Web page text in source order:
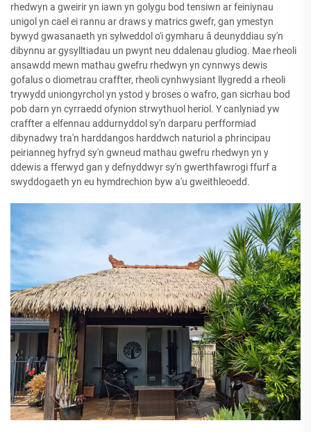
rhedwyn a gweirir yn iawn yn golygu bod tensiwn ar feiniynau
unigol yn cael ei rannu ar draws y matrics gwefr, gan ymestyn
bywyd gwasanaeth yn sylweddol o'i gymharu â deunyddiau sy'n
dibynnu ar gysylltiadau un pwynt neu ddalenau gludiog. Mae rheoli
ansawdd mewn mathau gwefru rhedwyn yn cynnwys dewis
gofalus o diometrau craffter, rheoli cynhwysiant llygredd a rheoli
trywydd uniongyrchol yn ystod y broses o wafro, gan sicrhau bod
pob darn yn cyrraedd ofynion strwythuol heriol. Y canlyniad yw
craffter a elfennau addurnyddol sy'n darparu perfformiad
dibynadwy tra'n harddangos harddwch naturiol a phrincipau
peirianneg hyfryd sy'n gwneud mathau gwefru rhedwyn yn y
ddewis a fferwyd gan y defnyddwyr sy'n gwerthfawrogi ffurf a
swyddogaeth yn eu hymdrechion byw a'u gweithleoedd.